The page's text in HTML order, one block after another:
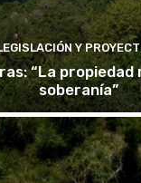
Y
“La propiedad
soberanía”